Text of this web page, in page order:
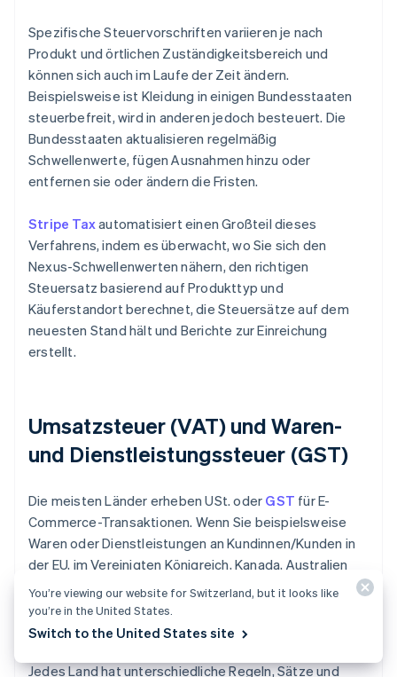
Spezifische Steuervorschriften variieren je nach
Produkt und örtlichen Zuständigkeitsbereich und
können sich auch im Laufe der Zeit ändern.
Beispielsweise ist Kleidung in einigen Bundesstaaten
steuerbefreit, wird in anderen jedoch besteuert. Die
Bundesstaaten aktualisieren regelmäßig
Schwellenwerte, fügen Ausnahmen hinzu oder
entfernen sie oder ändern die Fristen.
Stripe Taxautomatisiert einen Großteil dieses
Verfahrens, indem es überwacht, wo Sie sich den
Nexus-Schwellenwerten nähern, den richtigen
Steuersatz basierend auf Produkttyp und
Käuferstandort berechnet, die Steuersätze auf dem
neuesten Stand hält und Berichte zur Einreichung
erstellt.
Umsatzsteuer (VAT) und Waren-
und Dienstleistungssteuer (GST)
Die meisten Länder erheben USt. oder GST für E-
Commerce-Transaktionen. Wenn Sie beispielsweise
Waren oder Dienstleistungen an Kundinnen/Kunden in
der EU, im Vereinigten Königreich, Kanada, Australien
oder Neuseeland verkaufen, müssen Sie sich
möglicherweise registrieren und Steuern erheben, auch
wenn Sie nicht physisch anwesend sind.
Jedes Land hat unterschiedliche Regeln, Sätze und
You’re viewing our website for Switzerland, but it looks like
you’re in the United States.
Switch to the United States site